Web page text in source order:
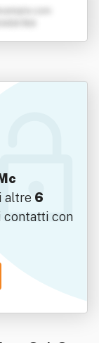
Mc
altre 6
contatti con